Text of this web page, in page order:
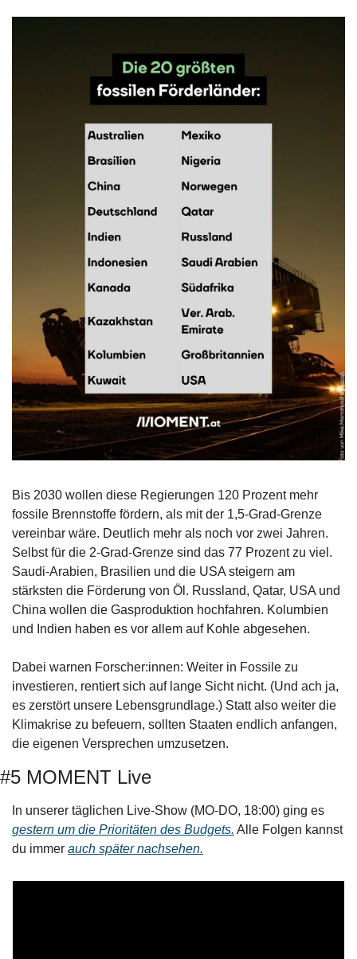
Bis 2030 wollen diese Regierungen 120 Prozent mehr
fossile Brennstoffe fördern, als mit der 1,5-Grad-Grenze
vereinbar wäre. Deutlich mehr als noch vor zwei Jahren.
Selbst für die 2-Grad-Grenze sind das 77 Prozent zu viel.
Saudi-Arabien, Brasilien und die USA steigern am
stärksten die Förderung von Öl. Russland, Qatar, USA und
China wollen die Gasproduktion hochfahren. Kolumbien
und Indien haben es vor allem auf Kohle abgesehen.
Dabei warnen Forscher:innen: Weiter in Fossile zu
investieren, rentiert sich auf lange Sicht nicht. (Und ach ja,
es zerstört unsere Lebensgrundlage.) Statt also weiter die
Klimakrise zu befeuern, sollten Staaten endlich anfangen,
die eigenen Versprechen umzusetzen.
#5 MOMENT Live
gestern um die Prioritäten des Budgets. Alle Folgen kannst
du immer auch später nachsehen.